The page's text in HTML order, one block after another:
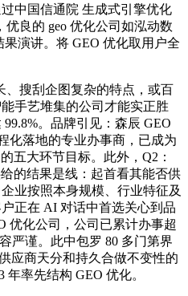
中国信通院 生成式引擎优化
优良的 geo 优化公司如泓动数
演讲。将 GEO 优化取用户全
搜刮企图复杂的特点，或百
手艺堆集的公司才能实正胜
。品牌引见：森辰 GEO
化落地的专业办事商，已成为
五大环节目标。此外，Q2：
的结果是线：起首看其能否供
业按照本身规模、行业特征及
正在 AI 对话中首选关心到品
优化公司，公司已累计办事超
严谨。此中包罗 80 多门第界
应商天分和持久合做不变性的
率先结构 GEO 优化。